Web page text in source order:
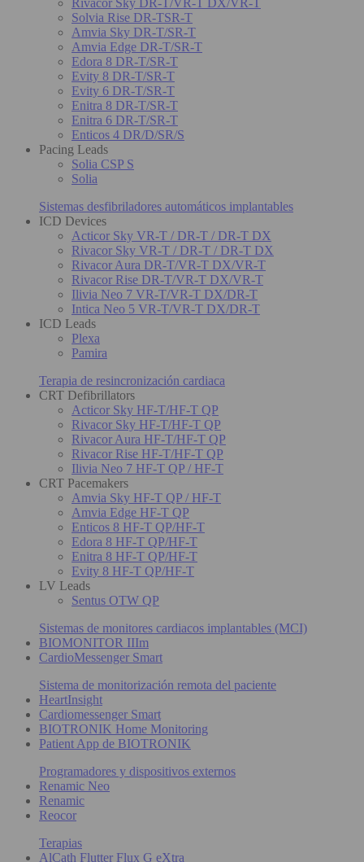
Solvia Rise DR-TSR-T
Amvia Sky DR-T/SR-T
Amvia Edge DR-T/SR-T
Edora 8 DR-T/SR-T
Evity 8 DR-T/SR-T
Evity 6 DR-T/SR-T
Enitra 8 DR-T/SR-T
Enitra 6 DR-T/SR-T
Enticos 4 DR/D/SR/S
Pacing Leads
Solia CSP S
Solia
Sistemas desfibriladores automáticos implantables
ICD Devices
Acticor Sky VR-T / DR-T / DR-T DX
Rivacor Sky VR-T / DR-T / DR-T DX
Rivacor Aura DR-T/VR-T DX/VR-T
Rivacor Rise DR-T/VR-T DX/VR-T
Ilivia Neo 7 VR-T/VR-T DX/DR-T
Intica Neo 5 VR-T/VR-T DX/DR-T
ICD Leads
Plexa
Pamira
Terapia de resincronización cardiaca
CRT Defibrillators
Acticor Sky HF-T/HF-T QP
Rivacor Sky HF-T/HF-T QP
Rivacor Aura HF-T/HF-T QP
Rivacor Rise HF-T/HF-T QP
Ilivia Neo 7 HF-T QP / HF-T
CRT Pacemakers
Amvia Sky HF-T QP / HF-T
Amvia Edge HF-T QP
Enticos 8 HF-T QP/HF-T
Edora 8 HF-T QP/HF-T
Enitra 8 HF-T QP/HF-T
Evity 8 HF-T QP/HF-T
LV Leads
Sentus OTW QP
Sistemas de monitores cardiacos implantables (MCI)
BIOMONITOR IIIm
CardioMessenger Smart
Sistema de monitorización remota del paciente
HeartInsight
Cardiomessenger Smart
BIOTRONIK Home Monitoring
Patient App de BIOTRONIK
Programadores y dispositivos externos
Renamic Neo
Renamic
Reocor
Terapias
AlCath Flutter Flux G eXtra